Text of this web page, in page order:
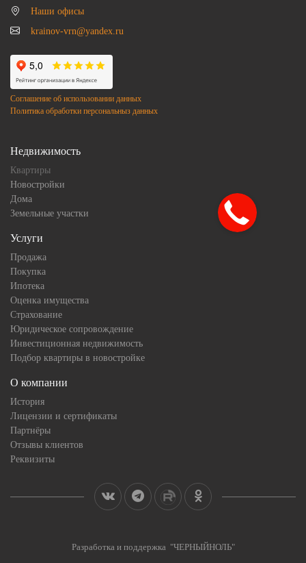
Наши офисы
krainov-vrn@yandex.ru
Соглашение об использовании данных
Политика обработки персональныз данных
Недвижимость
Квартиры
Новостройки
Дома
Земельные участки
Услуги
Продажа
Покупка
Ипотека
Оценка имущества
Страхование
Юридическое сопровождение
Инвестиционная недвижимость
Подбор квартиры в новостройке
О компании
История
Лицензии и сертификаты
Партнёры
Отзывы клиентов
Реквизиты
Разработка и поддержка "ЧЕРНЫЙНОЛЬ"